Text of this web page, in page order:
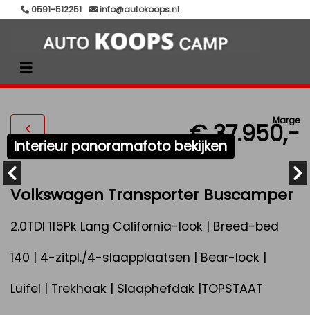
0591-512251 info@autokoops.nl
Marge
€ 37.950,-
Interieur panoramafoto bekijken
Volkswagen Transporter Buscamper
2.0TDI 115Pk Lang California-look | Breed-bed
140 | 4-zitpl./4-slaapplaatsen | Bear-lock |
Luifel | Trekhaak | Slaaphefdak |TOPSTAAT